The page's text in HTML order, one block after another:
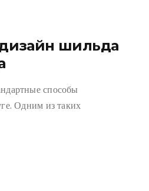
дизайн шильда
способы
Одним из таких